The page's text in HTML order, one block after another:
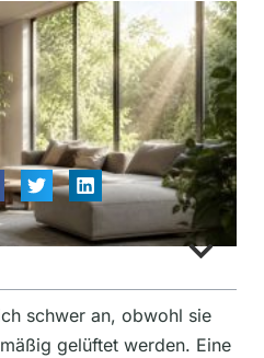
schwer an, obwohl sie
gelüftet werden. Eine